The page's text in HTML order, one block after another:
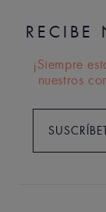
RECIBE
¡Siempre
nuestros